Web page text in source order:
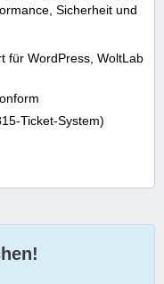
Sicherheit und
für WordPress, WoltLab
Ticket-System)